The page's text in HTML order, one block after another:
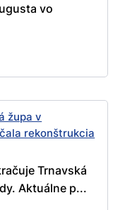
vo
župa v
rekonštrukcia
Trnavská
Aktuálne p...